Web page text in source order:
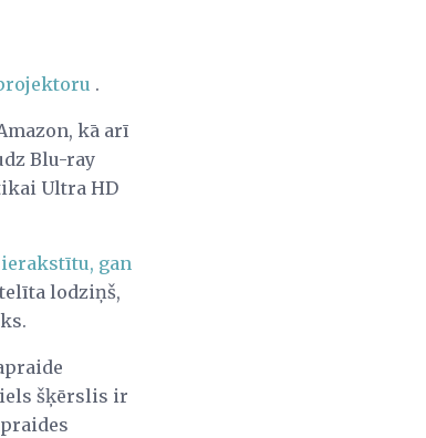
.
kā arī
Blu-ray
Ultra HD
gan
lodziņš,
šķērslis ir